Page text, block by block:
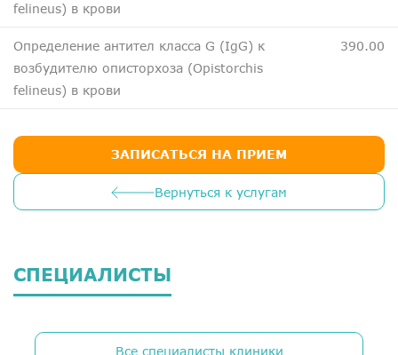
felineus) в крови
Определение антител класса G (IgG) к
возбудителю описторхоза (Opistorchis
felineus) в крови
390.00
Вернуться к услугам
ЗАПИСАТЬСЯ НА ПРИЕМ
СПЕЦИАЛИСТЫ
Все специалисты клиники